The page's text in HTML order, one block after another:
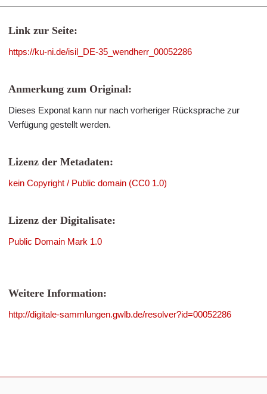
Link zur Seite:
https://ku-ni.de/isil_DE-35_wendherr_00052286
Anmerkung zum Original:
Dieses Exponat kann nur nach vorheriger Rücksprache zur
Verfügung gestellt werden.
Lizenz der Metadaten:
kein Copyright / Public domain (CC0 1.0)
Lizenz der Digitalisate:
Public Domain Mark 1.0
Weitere Information:
http://digitale-sammlungen.gwlb.de/resolver?id=00052286